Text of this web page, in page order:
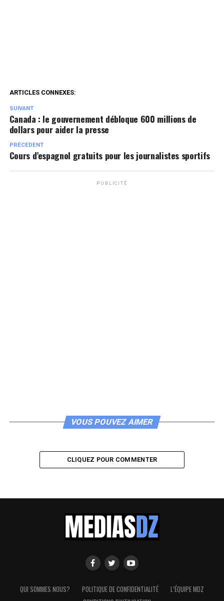
ARTICLES CONNEXES:
SUIVANT
Canada : le gouvernement débloque 600 millions de
dollars pour aider la presse
PRÉCEDENT
Cours d’espagnol gratuits pour les journalistes sportifs
PUBLICITÉ
VOUS POUVEZ AIMER
CLIQUEZ POUR COMMENTER
QUI SOMMES NOUS? POLITIQUE DE CONFIDENTIALITÉ
L’ÉQUIPE MDZ